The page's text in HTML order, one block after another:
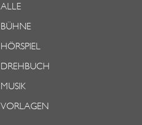
ALLE
BÜHNE
HÖRSPIEL
DREHBUCH
MUSIK
VORLAGEN